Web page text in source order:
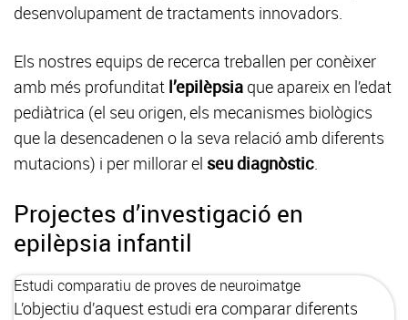
desenvolupament de tractaments innovadors.
Els nostres equips de recerca treballen per conèixer
amb més profunditat l’epilèpsia que apareix en l’edat
pediàtrica (el seu origen, els mecanismes biològics
que la desencadenen o la seva relació amb diferents
mutacions) i per millorar el seu diagnòstic
Projectes d’investigació en
epilèpsia infantil
Estudi comparatiu de proves de neuroimatge
L’objectiu d’aquest estudi era comparar diferents